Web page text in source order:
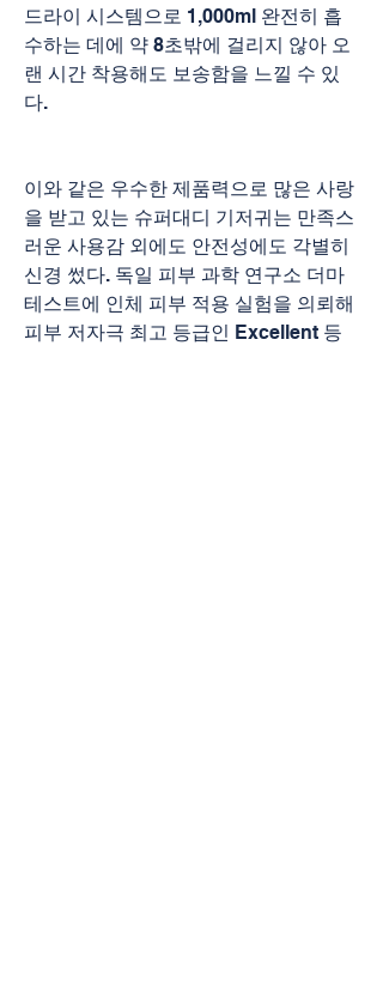
드라이 시스템으로 1,000ml 완전히 흡
수하는 데에 약 8초밖에 걸리지 않아 오
랜 시간 착용해도 보송함을 느낄 수 있
다.
이와 같은 우수한 제품력으로 많은 사랑
을 받고 있는 슈퍼대디 기저귀는 만족스
러운 사용감 외에도 안전성에도 각별히
신경 썼다. 독일 피부 과학 연구소 더마
테스트에 인체 피부 적용 실험을 의뢰해
피부 저자극 최고 등급인 Excellent 등